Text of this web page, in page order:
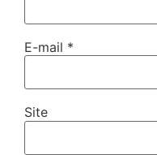
E-mail *
Site